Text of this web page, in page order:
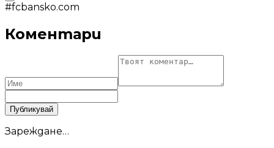
#fcbansko.com
Коментари
Публикувай
Зареждане…